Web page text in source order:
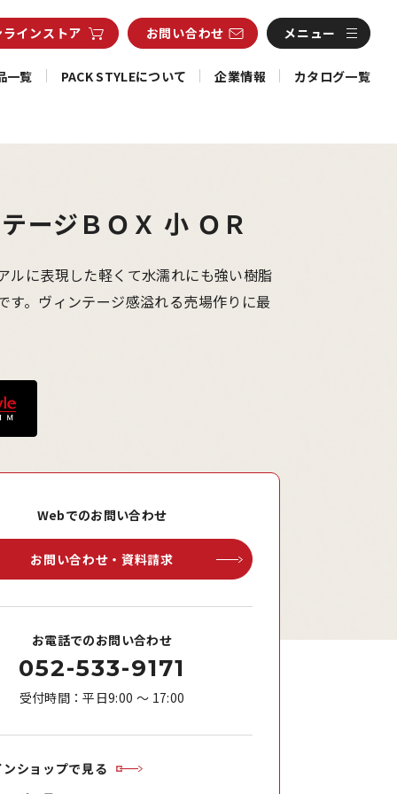
インストア お問い合わせ メニュー
一覧 PACK STYLEについて 企業情報 カタログ一覧
ージＢＯＸ 小 ＯＲ
ルに表現した軽くて水濡れにも強い樹脂
す。ヴィンテージ感溢れる売場作りに最
Webでのお問い合わせ
お問い合わせ・資料請求
お電話でのお問い合わせ
052-533-9171
受付時間：平日9:00 ～ 17:00
ショップで見る